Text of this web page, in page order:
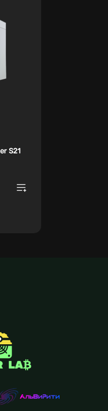
S21